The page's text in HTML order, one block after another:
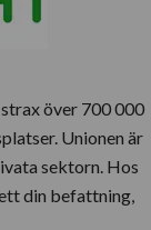
över 700 000
Unionen är
sektorn. Hos
din befattning,